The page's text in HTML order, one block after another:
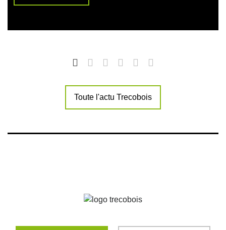
Toute l'actu Trecobois